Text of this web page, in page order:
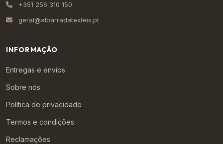
+351 256 310 150
geral@albarradatexteis.pt
INFORMAÇÃO
Entregas e envios
Sobre nós
Política de privacidade
Termos e condições
Reclamações